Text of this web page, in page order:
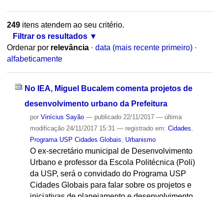
249itens atendem ao seu critério.
Filtrar os resultados
Ordenar por relevância · data (mais recente primeiro) ·
alfabeticamente
No IEA, Miguel Bucalem comenta projetos de
desenvolvimento urbano da Prefeitura
por Vinícius Sayão — publicado22/11/2017 — última
modificação24/11/2017 15:31 — registrado em: Cidades
Programa USP Cidades Globais
Urbanismo
O ex-secretário municipal de Desenvolvimento
Urbano e professor da Escola Politécnica (Poli)
da USP, será o convidado do Programa USP
Cidades Globais para falar sobre os projetos e